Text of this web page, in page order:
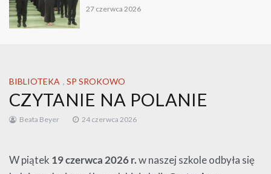
27 czerwca 2026
BIBLIOTEKA , SP SROKOWO
CZYTANIE NA POLANIE
Beata Beyer 24 czerwca 2026
W piątek 19 czerwca 2026 r.w naszej szkole odbyła się